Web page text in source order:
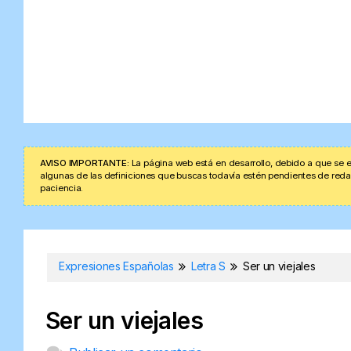
AVISO IMPORTANTE: La página web está en desarrollo, debido a que
algunas de las definiciones que buscas todavía estén pendientes de
paciencia.
Expresiones Españolas Letra S Ser un viejales
Ser un viejales